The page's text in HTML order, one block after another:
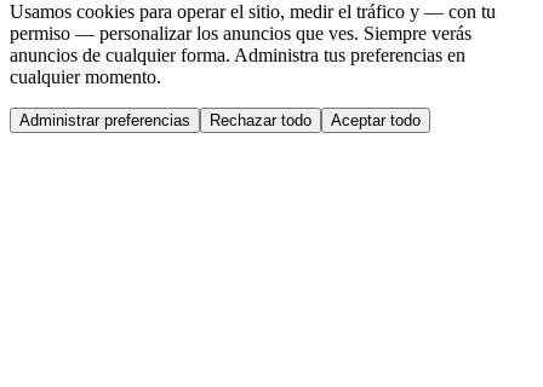
Usamos cookies para operar el sitio, medir el tráfico y — con tu
permiso — personalizar los anuncios que ves. Siempre verás
anuncios de cualquier forma. Administra tus preferencias en
cualquier momento.
Administrar preferencias Rechazar todo Aceptar todo